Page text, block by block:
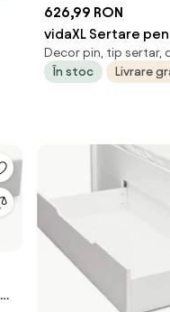
626,99 RON
vidaXL Sertare
lemn masiv de pin
Decor pin, tip sertar,
În stoc
Livrare